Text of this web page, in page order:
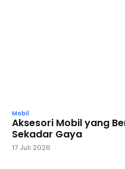
Mobil
Aksesori Mobil yang
Sekadar Gaya
17 Juli 2026